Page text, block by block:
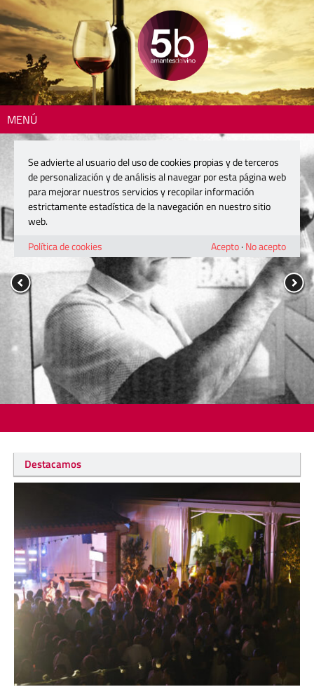
MENÚ
Destacamos
Se advierte al usuario del uso de cookies propias y de terceros
de personalización y de análisis al navegar por esta página web
para mejorar nuestros servicios y recopilar información
estrictamente estadística de la navegación en nuestro sitio
web.
Política de cookies
Acepto· No acepto